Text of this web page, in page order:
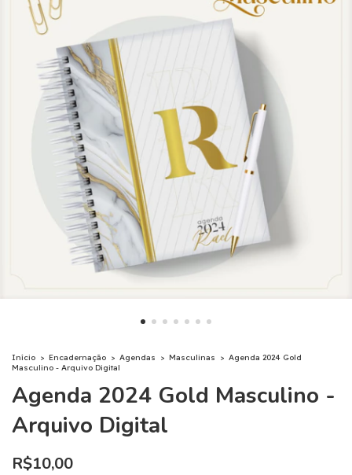
Início > Encadernação > Agendas > Masculinas > Agenda 2024 Gold
Masculino - Arquivo Digital
Agenda 2024 Gold Masculino -
Arquivo Digital
R$10,00